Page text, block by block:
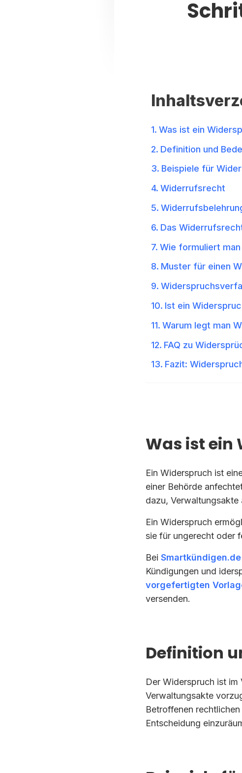
Was ist ein
Definition und
Beispiele für
Widerrufsrecht
Das
Wie formuliert
Muster für einen
Ist ein
Warum legt man
FAQ zu
Fazit:
Was ist ein
Ein Widerspruch ist
einer Behörde
dazu,
Ein Widerspruch
sie für ungerecht oder
Bei Smartkündigen.de
Kündigungen und
vorgefertigten
versenden.
Definition
Der Widerspruch ist
Verwaltungsakte
Betroffenen
Entscheidung